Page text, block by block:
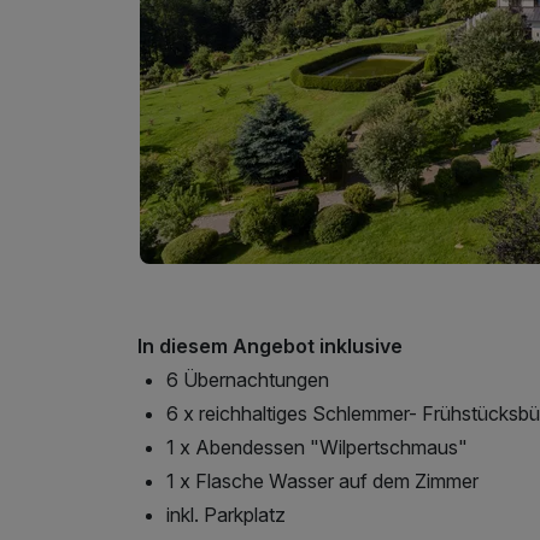
In diesem Angebot inklusive
6 Übernachtungen
6 x reichhaltiges Schlemmer-
1 x Abendessen "Wilpertschmaus"
1 x Flasche Wasser auf dem Zimmer
inkl. Parkplatz